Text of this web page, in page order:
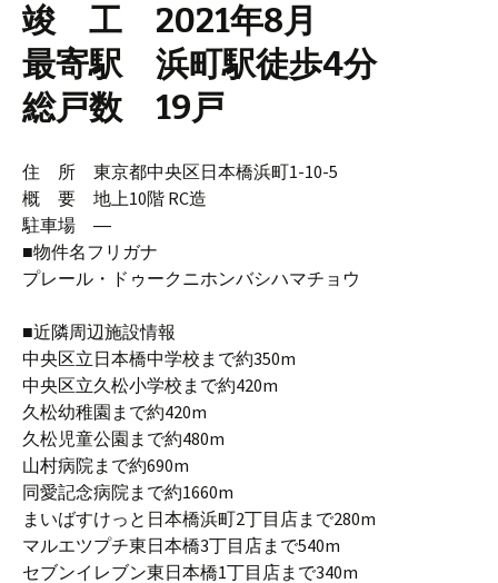
竣 工 2021年8月
最寄駅 浜町駅徒歩4分
総戸数 19戸
住 所 東京都中央区日本橋浜町1-10-5
概 要 地上10階 RC造
駐車場 ―
■物件名フリガナ
プレール・ドゥークニホンバシハマチョウ
■近隣周辺施設情報
中央区立日本橋中学校まで約350m
中央区立久松小学校まで約420m
久松幼稚園まで約420m
久松児童公園まで約480m
山村病院まで約690m
同愛記念病院まで約1660m
まいばすけっと日本橋浜町2丁目店まで280m
マルエツプチ東日本橋3丁目店まで540m
セブンイレブン東日本橋1丁目店まで340m